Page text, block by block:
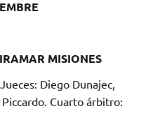
MISIONES
Diego Dunajec,
Cuarto árbitro: